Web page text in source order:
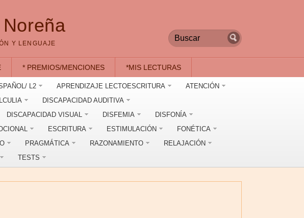
Y LENGUAJE
* PREMIOS/MENCIONES *MIS LECTURAS
L2 APRENDIZAJE LECTOESCRITURA
ATENCIÓN
DISCAPACIDAD AUDITIVA
DISCAPACIDAD VISUAL DISFEMIA
DISFONÍA
ESCRITURA ESTIMULACIÓN
FONÉTICA
PRAGMÁTICA RAZONAMIENTO
RELAJACIÓN
TESTS